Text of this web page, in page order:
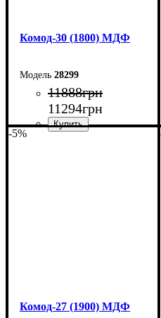
Комод-30 (1800) МДФ
28299
11888грн
11294грн
-5%
Комод-27 (1900) МДФ